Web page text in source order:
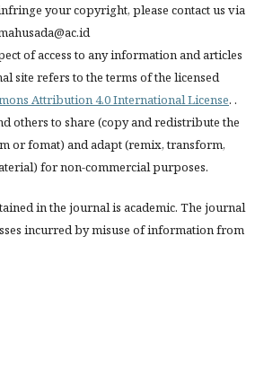
your copyright, please contact us via
of access to any information and articles
site refers to the terms of the licensed
Attribution 4.0 International License. .
others to share (copy and redistribute the
or fomat) and adapt (remix, transform,
for non-commercial purposes.
in the journal is academic. The journal
incurred by misuse of information from